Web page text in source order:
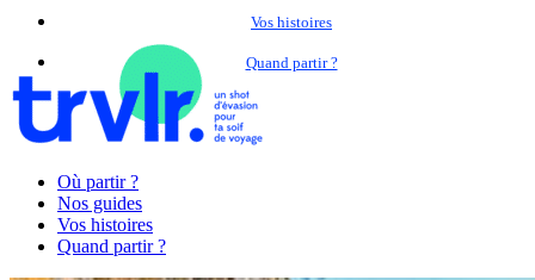
Vos histoires
Quand partir ?
Où partir ?
Nos guides
Vos histoires
Quand partir ?